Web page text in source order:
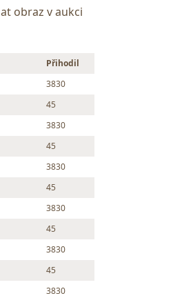
obraz v aukci
Přihodil
3830
45
3830
45
3830
45
3830
45
3830
45
3830